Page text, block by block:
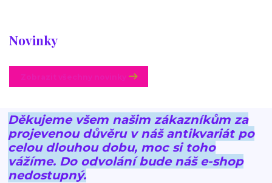
Novinky
Děkujeme všem našim zákazníkům za
projevenou důvěru v náš antikvariát po
celou dlouhou dobu, moc si toho
vážíme. Do odvolání bude náš e-shop
nedostupný.